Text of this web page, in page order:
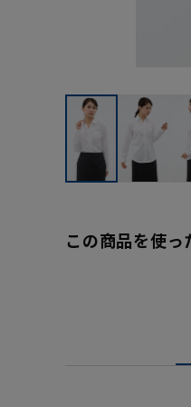
この商品を使っ